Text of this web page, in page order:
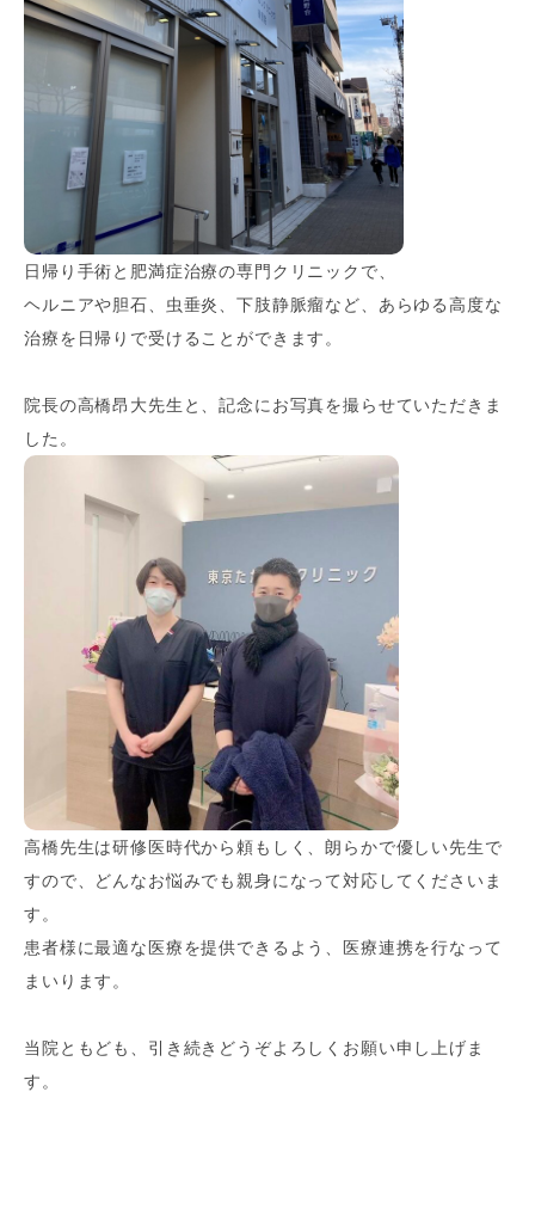
日帰り手術と肥満症治療の専門クリニックで、
ヘルニアや胆石、虫垂炎、下肢静脈瘤など、あらゆる高度な
治療を日帰りで受けることができます。
院長の高橋昂大先生と、記念にお写真を撮らせていただきま
した。
高橋先生は研修医時代から頼もしく、朗らかで優しい先生で
すので、どんなお悩みでも親身になって対応してくださいま
す。
患者様に最適な医療を提供できるよう、医療連携を行なって
まいります。
当院ともども、引き続きどうぞよろしくお願い申し上げま
す。